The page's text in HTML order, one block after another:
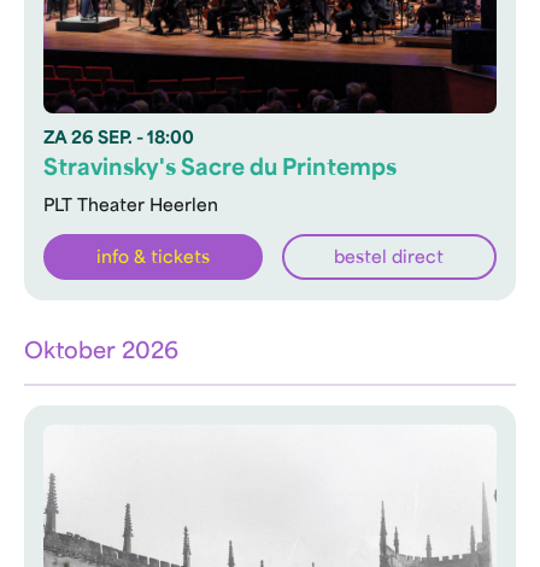
ZA 26 SEP. - 18:00
PLT Theater Heerlen
Stravinsky's Sacre du Printemps
info & tickets bestel direct
Oktober 2026